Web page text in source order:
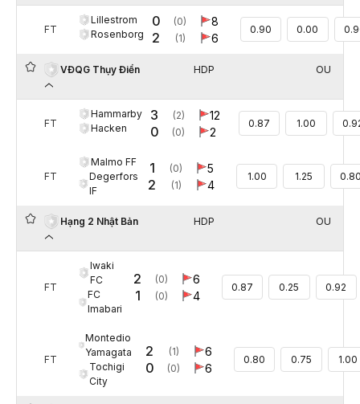
FT
Lillestrom
Rosenborg
0
2
(0)
(1)
8
6
0.90 0.00
VĐQG Thụy Điển HDP OU
FT
Hammarby
Hacken
3
0
(2)
(0)
12
2
0.87 1.00
FT
Malmo FF
Degerfors
IF
1
2
(0)
(1)
5
4
1.00 1.25
Hạng 2 Nhật Bản HDP OU
FT
Iwaki
FC
FC
Imabari
2
1
(0)
(0)
6
4
0.87 0.25 0.92
FT
Montedio
Yamagata
Tochigi
City
2
0
(1)
(0)
6
6
0.80 0.75 1.00